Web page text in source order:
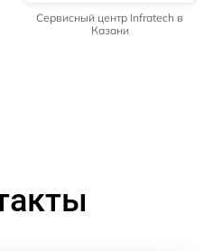
Сервисный центр Infratech в
Казани